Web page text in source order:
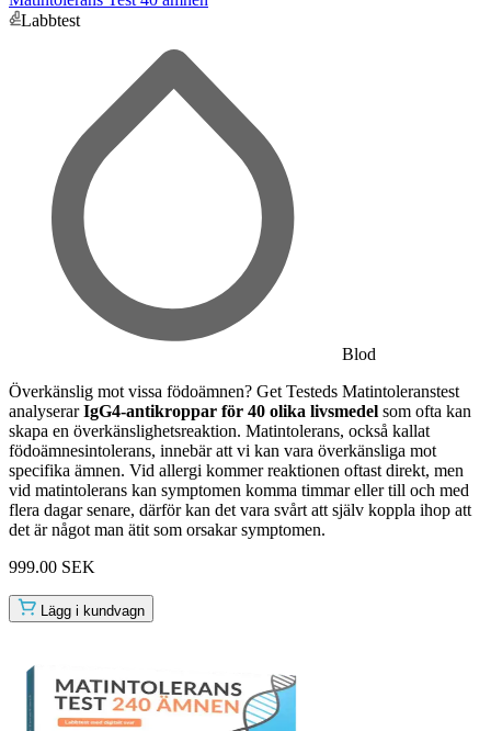
Labbtest
Blod
Överkänslig mot vissa födoämnen? Get Testeds Matintoleranstest
analyserar IgG4-antikroppar för 40 olika livsmedel som ofta kan
skapa en överkänslighetsreaktion. Matintolerans, också kallat
födoämnesintolerans, innebär att vi kan vara överkänsliga mot
specifika ämnen. Vid allergi kommer reaktionen oftast direkt, men
vid matintolerans kan symptomen komma timmar eller till och med
flera dagar senare, därför kan det vara svårt att själv koppla ihop att
det är något man ätit som orsakar symptomen.
999.00 SEK
Lägg i kundvagn